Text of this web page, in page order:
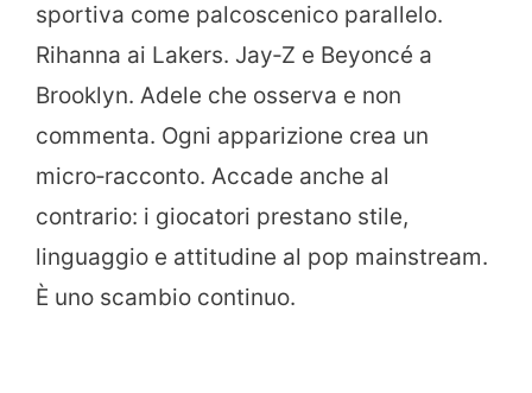
sportiva come palcoscenico parallelo.
Rihanna ai Lakers. Jay‑Z e Beyoncé a
Brooklyn. Adele che osserva e non
commenta. Ogni apparizione crea un
micro‑racconto. Accade anche al
contrario: i giocatori prestano stile,
linguaggio e attitudine al pop mainstream.
È uno scambio continuo.